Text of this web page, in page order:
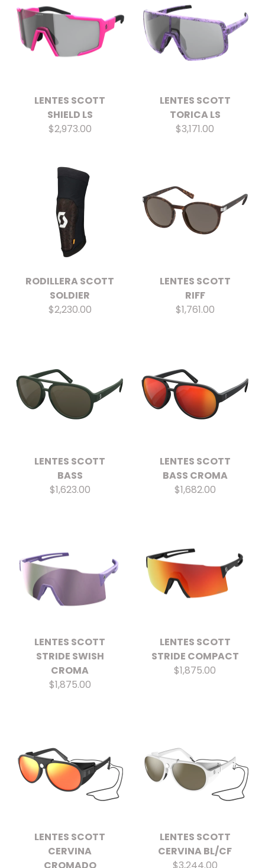
LENTES SCOTT
SHIELD LS
$2,973.00
LENTES SCOTT
TORICA LS
$3,171.00
RODILLERA SCOTT
SOLDIER
$2,230.00
LENTES SCOTT
RIFF
$1,761.00
LENTES SCOTT
BASS
$1,623.00
LENTES SCOTT
BASS CROMA
$1,682.00
LENTES SCOTT
STRIDE SWISH
CROMA
$1,875.00
LENTES SCOTT
STRIDE COMPACT
$1,875.00
LENTES SCOTT
CERVINA
CROMADO
LENTES SCOTT
CERVINA BL/CF
$3,244.00